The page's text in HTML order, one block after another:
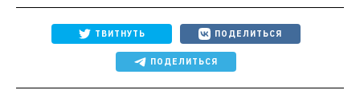
ТВИТНУТЬ ПОДЕЛИТЬСЯ
ПОДЕЛИТЬСЯ